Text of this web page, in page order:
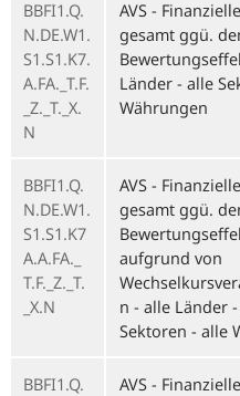
BBFI1.Q.
N.DE.W1.
S1.S1.K7.
A.FA._T.F.
_Z._T._X.
N
AVS -
gesamt ggü.
Länder - alle
Währungen
BBFI1.Q.
N.DE.W1.
S1.S1.K7
A.A.FA._
T.F._Z._T.
_X.N
AVS -
gesamt ggü.
aufgrund von
n - alle Länder
Sektoren - alle
BBFI1.Q.
AVS -